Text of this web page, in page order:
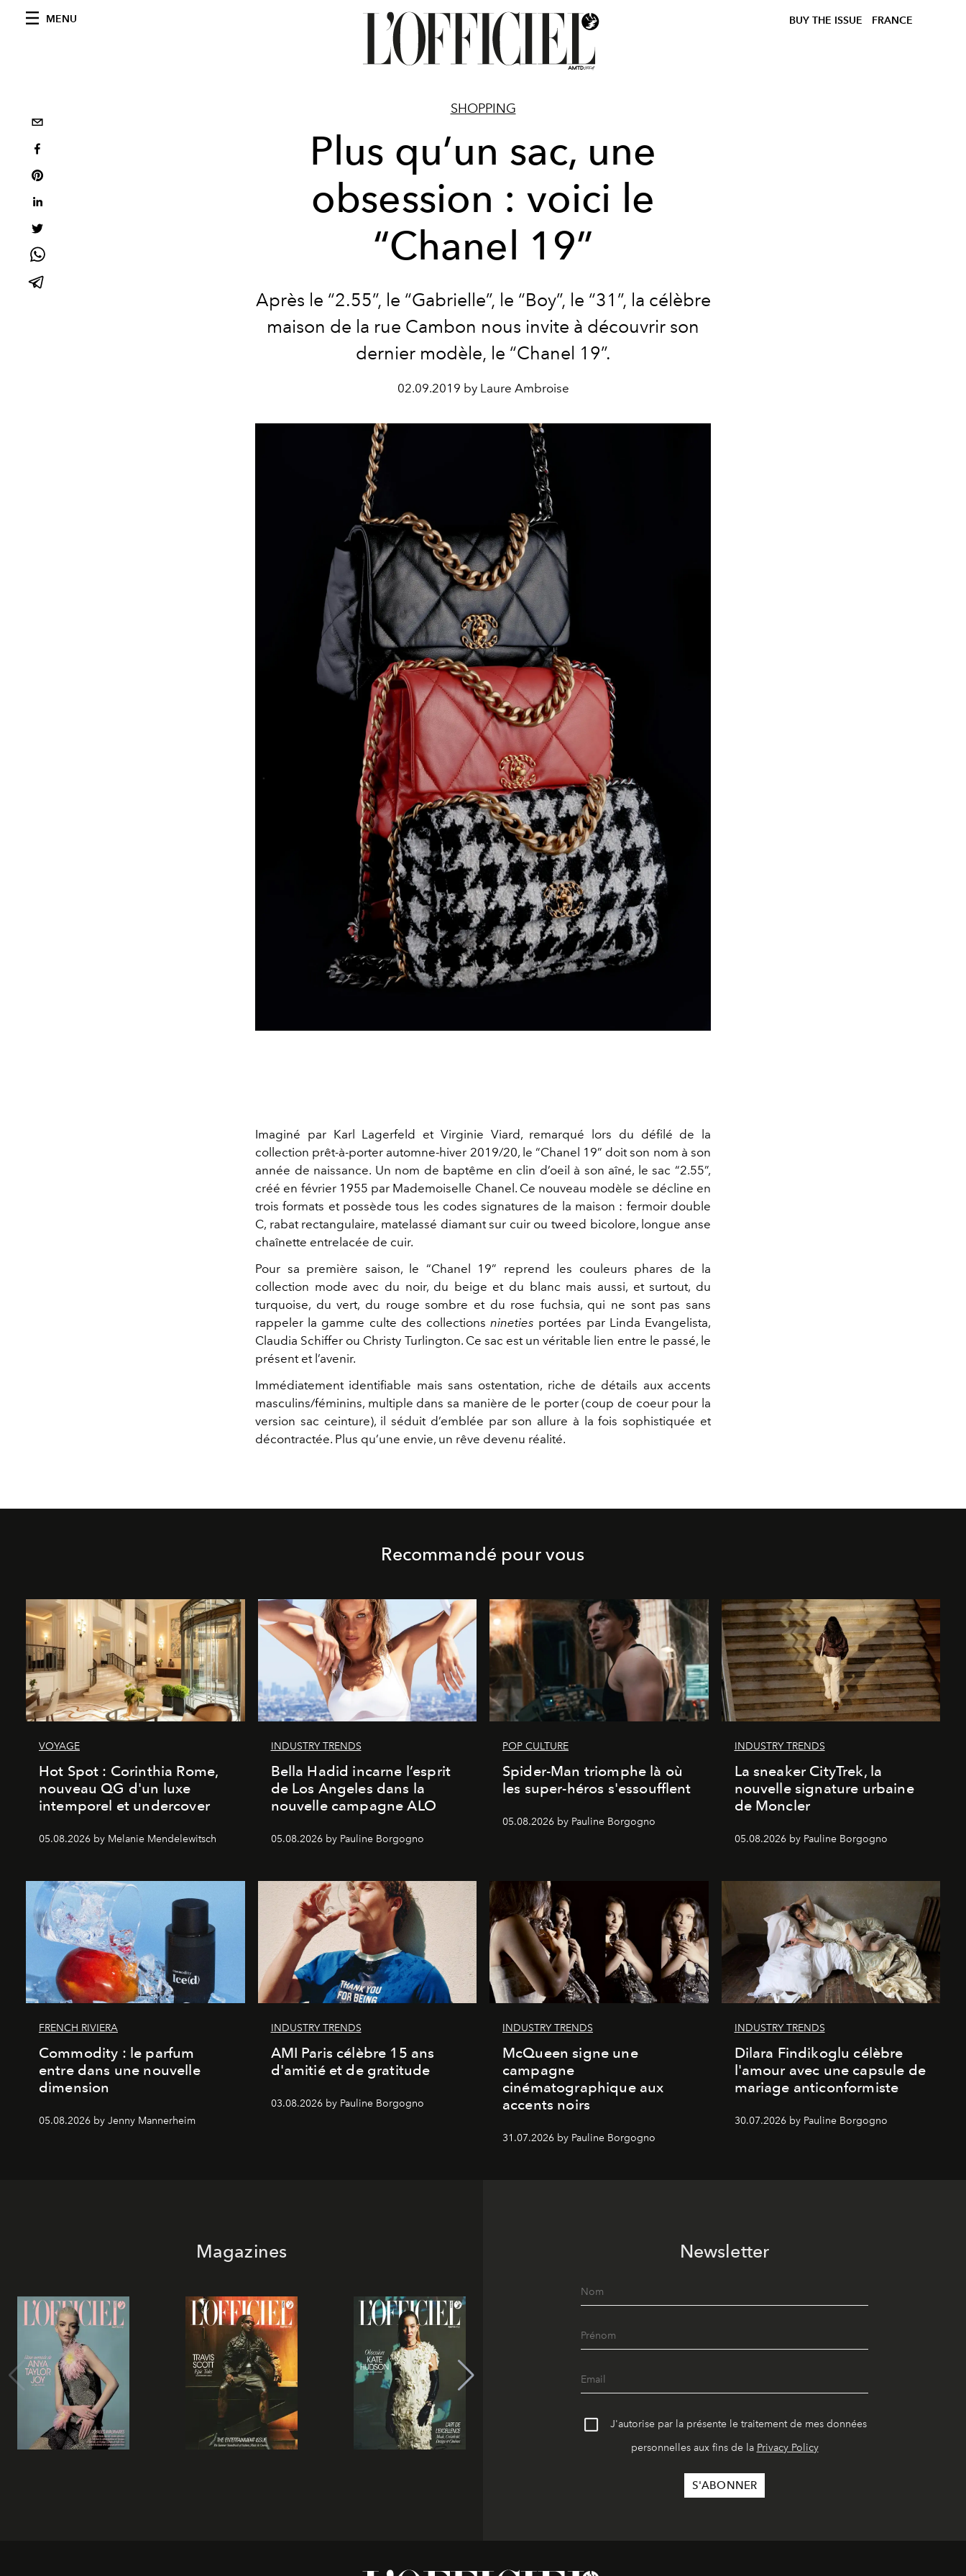
MENU BUY THE ISSUE FRANCE
SHOPPING
Plus qu’un sac, une
obsession : voici le
“Chanel 19”
Après le “2.55”, le “Gabrielle”, le “Boy”, le “31”, la célèbre
maison de la rue Cambon nous invite à découvrir son
dernier modèle, le “Chanel 19”.
02.09.2019 by Laure Ambroise
Imaginé par Karl Lagerfeld et Virginie Viard, remarqué lors du défilé de la
collection prêt-à-porter automne-hiver 2019/20, le “Chanel 19” doit son nom à son
année de naissance. Un nom de baptême en clin d’oeil à son aîné, le sac “2.55”,
créé en février 1955 par Mademoiselle Chanel. Ce nouveau modèle se décline en
trois formats et possède tous les codes signatures de la maison : fermoir double
C, rabat rectangulaire, matelassé diamant sur cuir ou tweed bicolore, longue anse
chaînette entrelacée de cuir.
Pour sa première saison, le “Chanel 19” reprend les couleurs phares de la
collection mode avec du noir, du beige et du blanc mais aussi, et surtout, du
turquoise, du vert, du rouge sombre et du rose fuchsia, qui ne sont pas sans
rappeler la gamme culte des collectionsnineties portées par Linda Evangelista,
Claudia Schiffer ou Christy Turlington. Ce sac est un véritable lien entre le passé, le
présent et l’avenir.
Immédiatement identifiable mais sans ostentation, riche de détails aux accents
masculins/féminins, multiple dans sa manière de le porter (coup de coeur pour la
version sac ceinture), il séduit d’emblée par son allure à la fois sophistiquée et
décontractée. Plus qu’une envie, un rêve devenu réalité.
Recommandé pour vous
VOYAGE
Hot Spot : Corinthia Rome,
nouveau QG d'un luxe
intemporel et undercover
05.08.2026 by Melanie Mendelewitsch
INDUSTRY TRENDS
Bella Hadid incarne l’esprit
de Los Angeles dans la
nouvelle campagne ALO
05.08.2026 by Pauline Borgogno
POP CULTURE
Spider-Man triomphe là où
les super-héros s'essoufflent
05.08.2026 by Pauline Borgogno
INDUSTRY TRENDS
La sneaker CityTrek, la
nouvelle signature urbaine
de Moncler
05.08.2026 by Pauline Borgogno
FRENCH RIVIERA
Commodity : le parfum
entre dans une nouvelle
dimension
05.08.2026 by Jenny Mannerheim
INDUSTRY TRENDS
AMI Paris célèbre 15 ans
d'amitié et de gratitude
03.08.2026 by Pauline Borgogno
INDUSTRY TRENDS
McQueen signe une
campagne
cinématographique aux
accents noirs
31.07.2026 by Pauline Borgogno
INDUSTRY TRENDS
Dilara Findikoglu célèbre
l'amour avec une capsule de
mariage anticonformiste
30.07.2026 by Pauline Borgogno
Magazines Newsletter
J'autorise par la présente le traitement de mes données
personnelles aux fins de la Privacy Policy